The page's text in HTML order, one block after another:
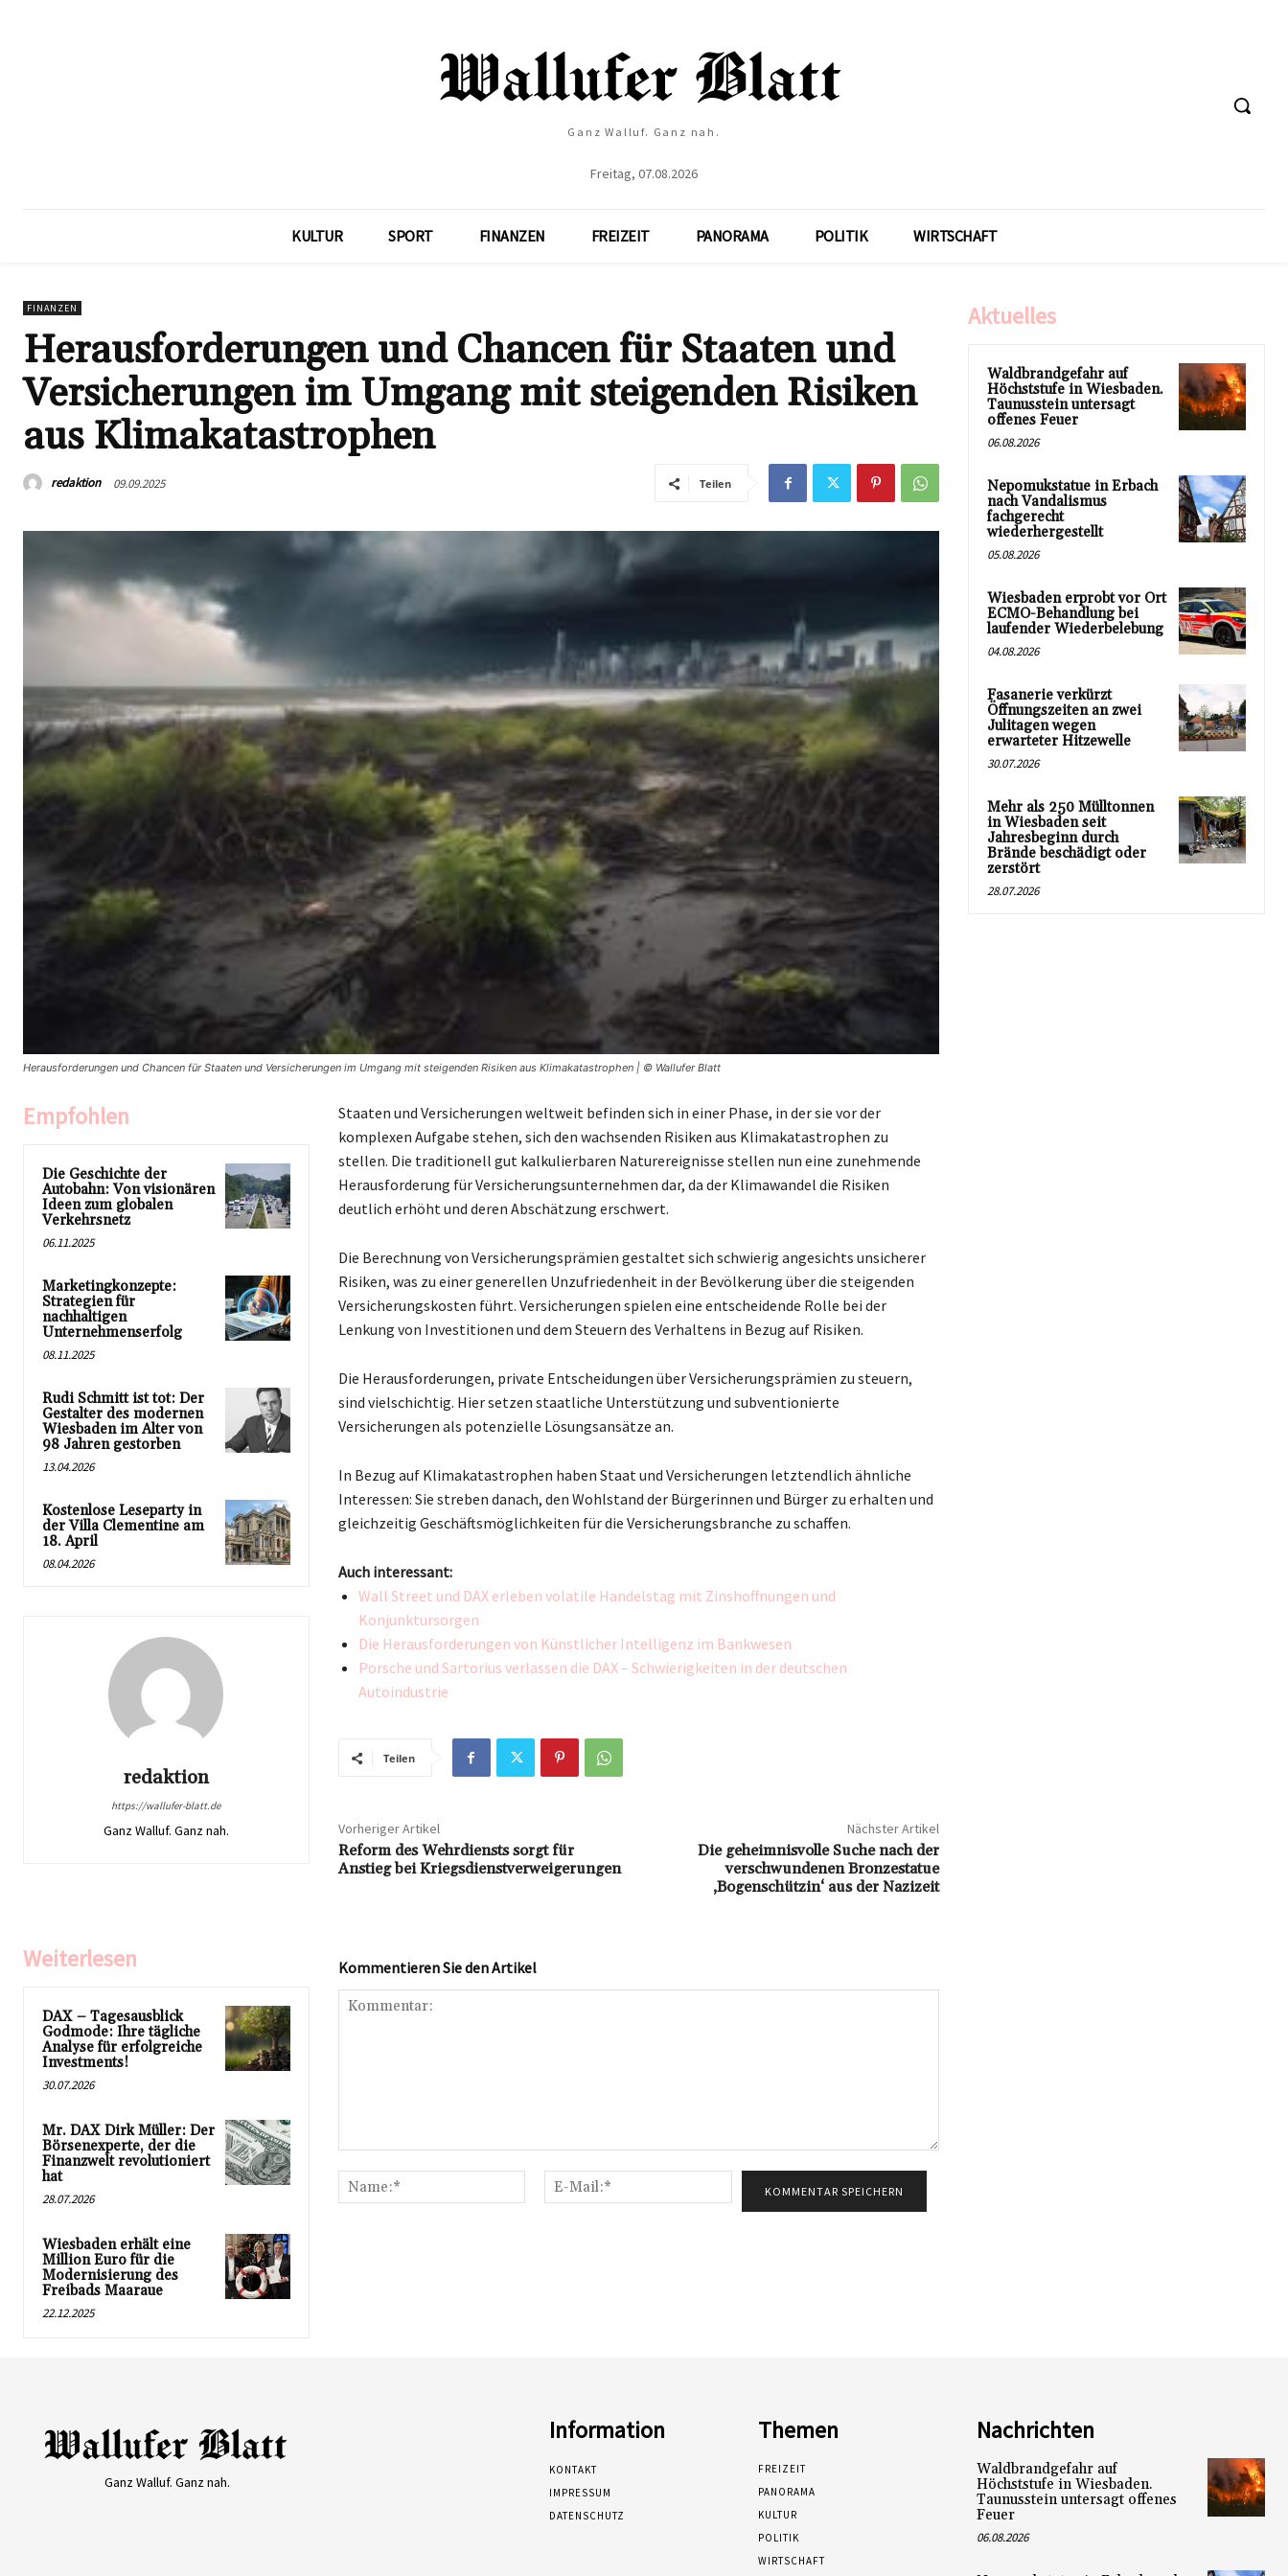
Ganz Walluf. Ganz nah.
Freitag, 07.08.2026
KULTUR SPORT FINANZEN FREIZEIT PANORAMA POLITIK WIRTSCHAFT
FINANZEN
Herausforderungen und Chancen für Staaten und
Versicherungen im Umgang mit steigenden Risiken
aus Klimakatastrophen
redaktion 09.09.2025 Teilen
Herausforderungen und Chancen für Staaten und Versicherungen im Umgang mit steigenden Risiken aus Klimakatastrophen | © Wallufer Blatt
Empfohlen
Die Geschichte der
Autobahn: Von visionären
Ideen zum globalen
Verkehrsnetz
06.11.2025
Marketingkonzepte:
Strategien für
nachhaltigen
Unternehmenserfolg
08.11.2025
Rudi Schmitt ist tot: Der
Gestalter des modernen
Wiesbaden im Alter von
98 Jahren gestorben
13.04.2026
Kostenlose Leseparty in
der Villa Clementine am
18. April
08.04.2026
redaktion
https://wallufer-blatt.de
Ganz Walluf. Ganz nah.
Staaten und Versicherungen weltweit befinden sich in einer Phase, in der sie vor der
komplexen Aufgabe stehen, sich den wachsenden Risiken aus Klimakatastrophen zu
stellen. Die traditionell gut kalkulierbaren Naturereignisse stellen nun eine zunehmende
Herausforderung für Versicherungsunternehmen dar, da der Klimawandel die Risiken
deutlich erhöht und deren Abschätzung erschwert.
Die Berechnung von Versicherungsprämien gestaltet sich schwierig angesichts unsicherer
Risiken, was zu einer generellen Unzufriedenheit in der Bevölkerung über die steigenden
Versicherungskosten führt. Versicherungen spielen eine entscheidende Rolle bei der
Lenkung von Investitionen und dem Steuern des Verhaltens in Bezug auf Risiken.
Die Herausforderungen, private Entscheidungen über Versicherungsprämien zu steuern,
sind vielschichtig. Hier setzen staatliche Unterstützung und subventionierte
Versicherungen als potenzielle Lösungsansätze an.
In Bezug auf Klimakatastrophen haben Staat und Versicherungen letztendlich ähnliche
Interessen: Sie streben danach, den Wohlstand der Bürgerinnen und Bürger zu erhalten und
gleichzeitig Geschäftsmöglichkeiten für die Versicherungsbranche zu schaffen.
Auch interessant:
Wall Street und DAX erleben volatile Handelstag mit Zinshoffnungen und
Konjunktursorgen
Die Herausforderungen von Künstlicher Intelligenz im Bankwesen
Porsche und Sartorius verlassen die DAX – Schwierigkeiten in der deutschen
Autoindustrie
Teilen
Vorheriger Artikel
Reform des Wehrdiensts sorgt für
Anstieg bei Kriegsdienstverweigerungen
Nächster Artikel
Die geheimnisvolle Suche nach der
verschwundenen Bronzestatue
‚Bogenschützin‘ aus der Nazizeit
Weiterlesen
DAX – Tagesausblick
Godmode: Ihre tägliche
Analyse für erfolgreiche
Investments!
30.07.2026
Mr. DAX Dirk Müller: Der
Börsenexperte, der die
Finanzwelt revolutioniert
hat
28.07.2026
Wiesbaden erhält eine
Million Euro für die
Modernisierung des
Freibads Maaraue
22.12.2025
Kommentieren Sie den Artikel
Name:*
Mail:*
Aktuelles
Waldbrandgefahr auf
Höchststufe in Wiesbaden.
Taunusstein untersagt
offenes Feuer
06.08.2026
Nepomukstatue in Erbach
nach Vandalismus
fachgerecht
wiederhergestellt
05.08.2026
Wiesbaden erprobt vor Ort
ECMO-Behandlung bei
laufender Wiederbelebung
04.08.2026
Fasanerie verkürzt
Öffnungszeiten an zwei
Julitagen wegen
erwarteter Hitzewelle
30.07.2026
Mehr als 250 Mülltonnen
in Wiesbaden seit
Jahresbeginn durch
Brände beschädigt oder
zerstört
28.07.2026
Ganz Walluf. Ganz nah.
Information
KONTAKT
IMPRESSUM
DATENSCHUTZ
Themen
FREIZEIT
PANORAMA
KULTUR
POLITIK
WIRTSCHAFT
Nachrichten
Waldbrandgefahr auf
Höchststufe in Wiesbaden.
Taunusstein untersagt offenes
Feuer
06.08.2026